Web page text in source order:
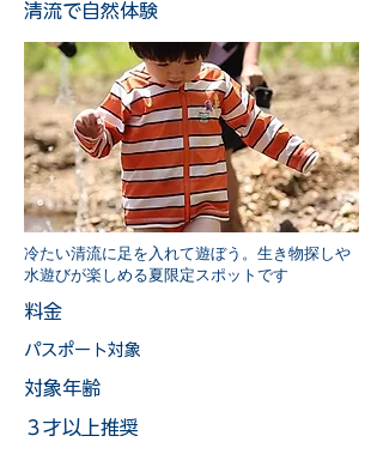
清流で自然体験
冷たい清流に足を入れて遊ぼう。生き物探しや
水遊びが楽しめる夏限定スポットです
料金
パスポート対象
​対象年齢
３才以上推奨